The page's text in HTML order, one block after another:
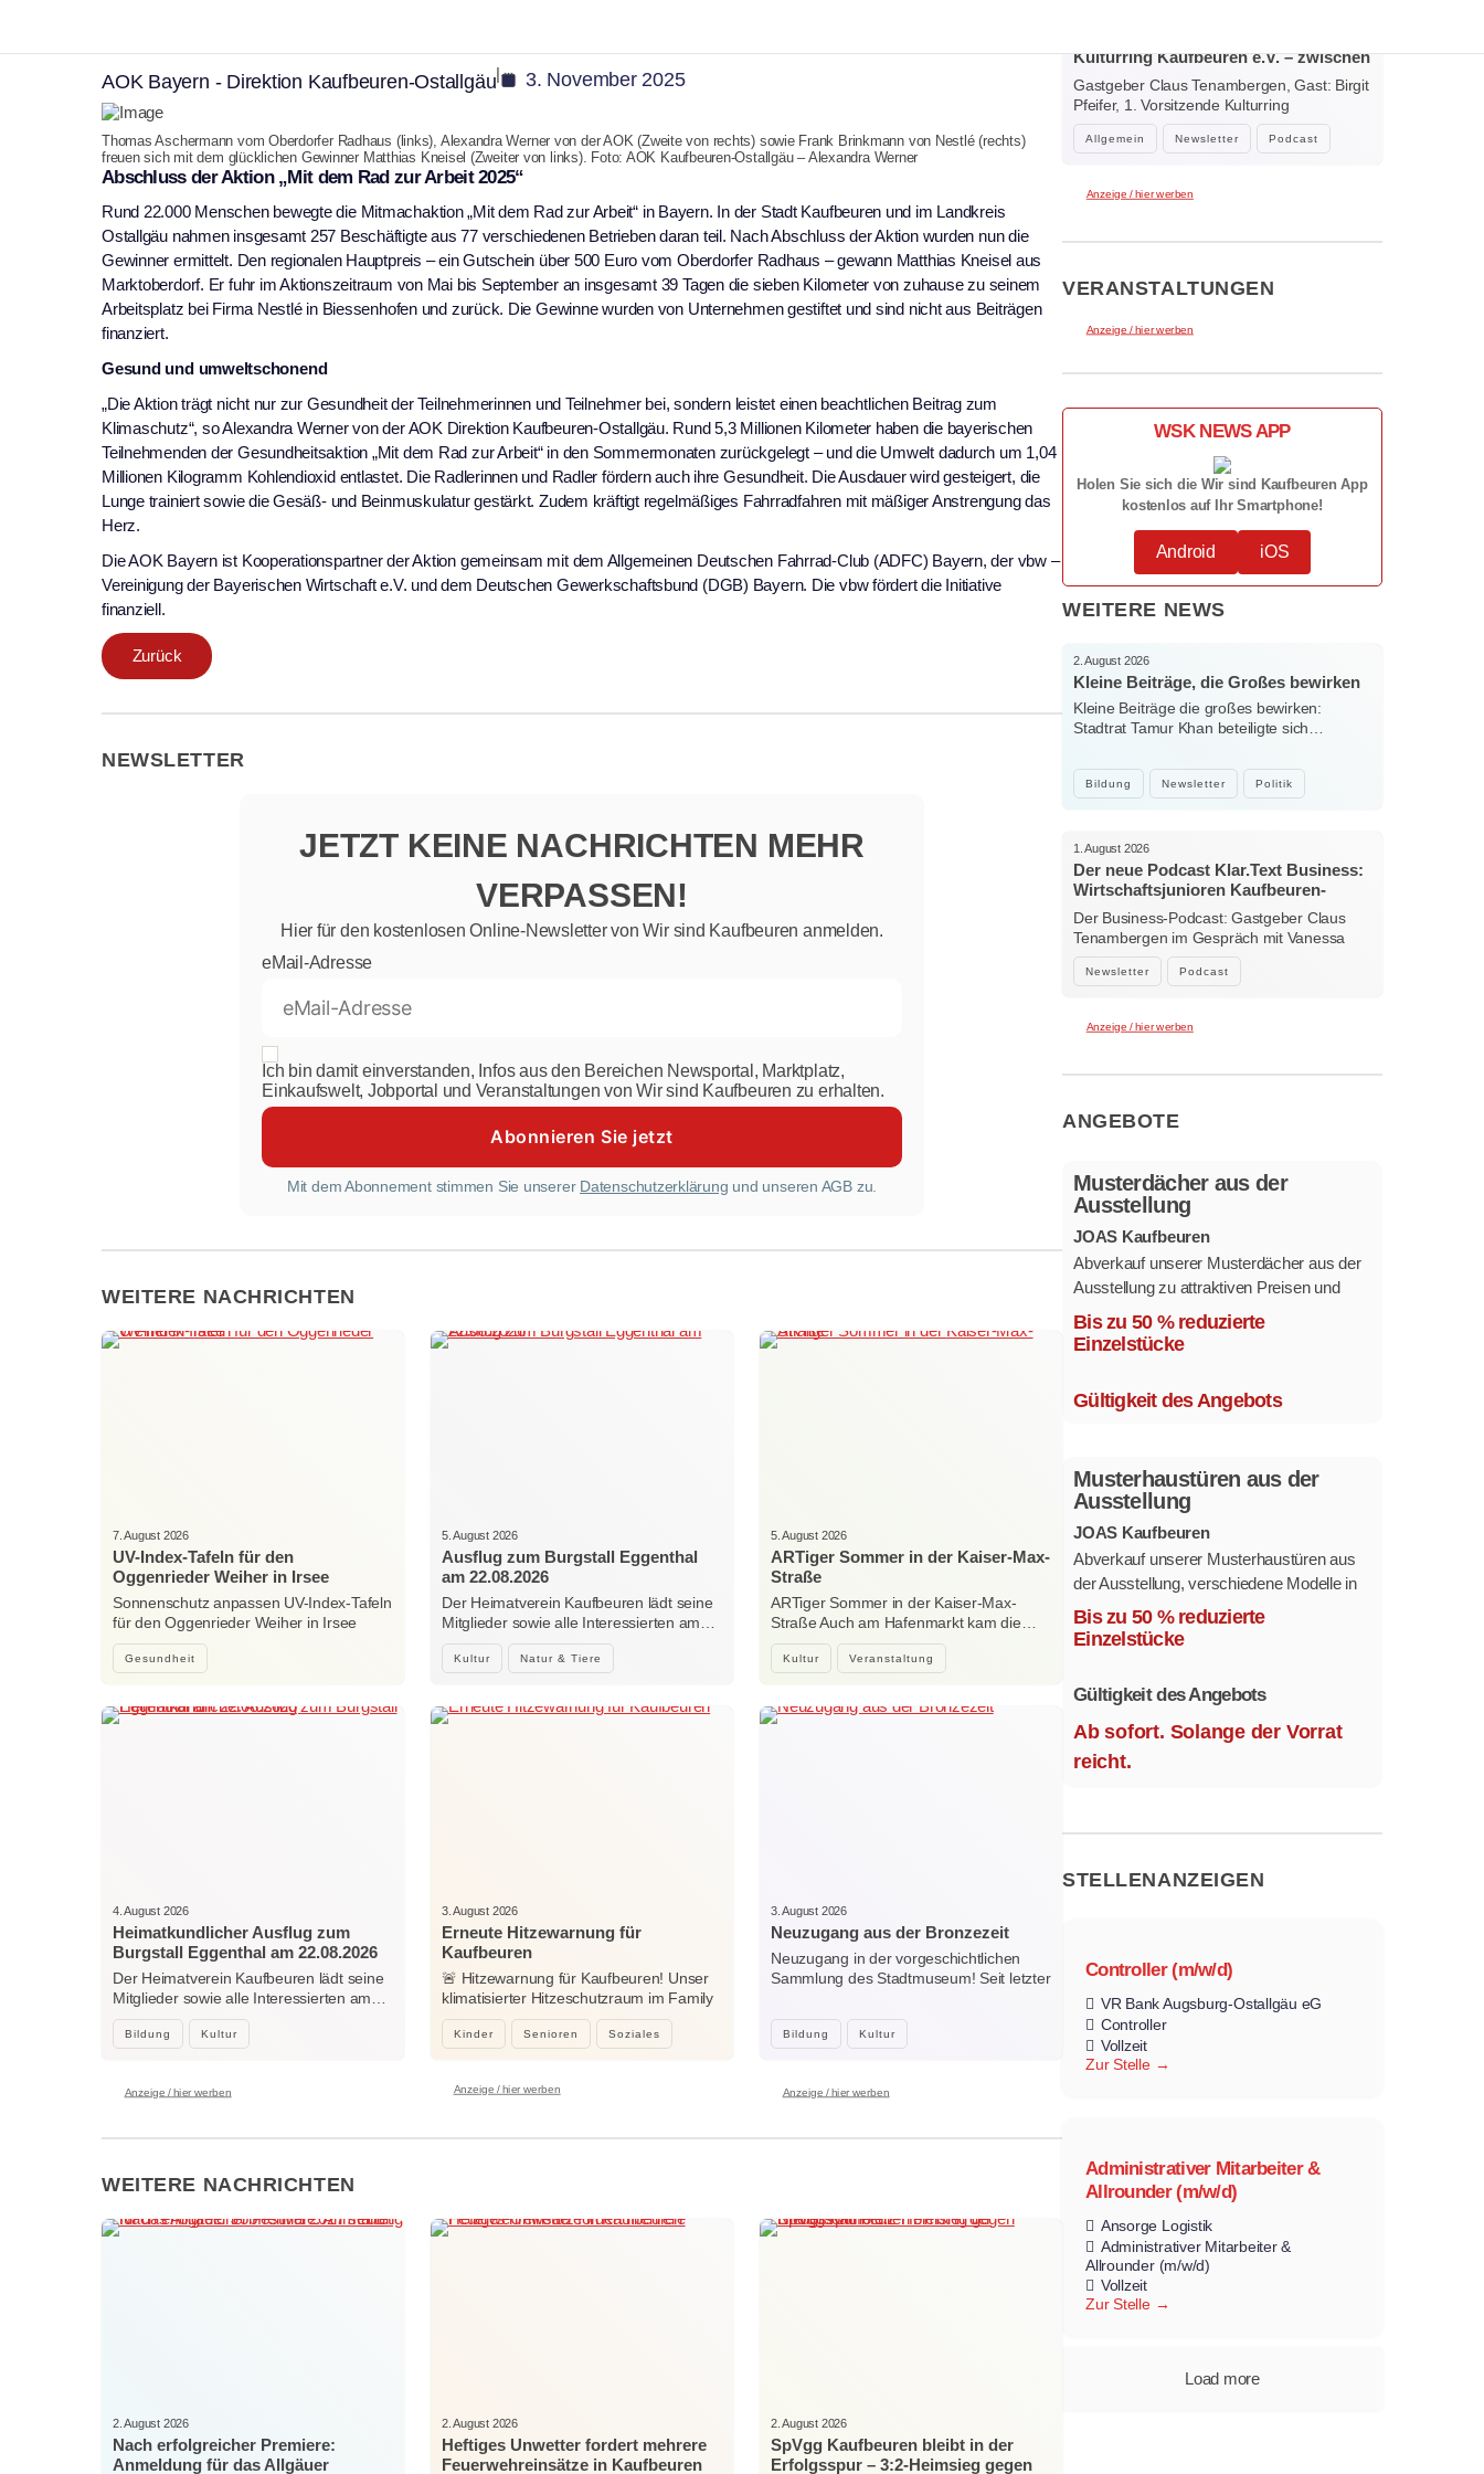
AOK Bayern - Direktion Kaufbeuren-Ostallgäu| 3. November 2025
Thomas Aschermann vom Oberdorfer Radhaus (links), Alexandra Werner von der AOK (Zweite von rechts) sowie Frank Brinkmann von Nestlé (rechts)
freuen sich mit dem glücklichen Gewinner Matthias Kneisel (Zweiter von links). Foto: AOK Kaufbeuren-Ostallgäu – Alexandra Werner
Abschluss der Aktion „Mit dem Rad zur Arbeit 2025“
Rund 22.000 Menschen bewegte die Mitmachaktion „Mit dem Rad zur Arbeit“ in Bayern. In der Stadt Kaufbeuren und im Landkreis
Ostallgäu nahmen insgesamt 257 Beschäftigte aus 77 verschiedenen Betrieben daran teil. Nach Abschluss der Aktion wurden nun die
Gewinner ermittelt. Den regionalen Hauptpreis – ein Gutschein über 500 Euro vom Oberdorfer Radhaus – gewann Matthias Kneisel aus
Marktoberdorf. Er fuhr im Aktionszeitraum von Mai bis September an insgesamt 39 Tagen die sieben Kilometer von zuhause zu seinem
Arbeitsplatz bei Firma Nestlé in Biessenhofen und zurück. Die Gewinne wurden von Unternehmen gestiftet und sind nicht aus Beiträgen
finanziert.
Gesund und umweltschonend
„Die Aktion trägt nicht nur zur Gesundheit der Teilnehmerinnen und Teilnehmer bei, sondern leistet einen beachtlichen Beitrag zum
Klimaschutz“, so Alexandra Werner von der AOK Direktion Kaufbeuren-Ostallgäu. Rund 5,3 Millionen Kilometer haben die bayerischen
Teilnehmenden der Gesundheitsaktion „Mit dem Rad zur Arbeit“ in den Sommermonaten zurückgelegt – und die Umwelt dadurch um 1,04
Millionen Kilogramm Kohlendioxid entlastet. Die Radlerinnen und Radler fördern auch ihre Gesundheit. Die Ausdauer wird gesteigert, die
Lunge trainiert sowie die Gesäß- und Beinmuskulatur gestärkt. Zudem kräftigt regelmäßiges Fahrradfahren mit mäßiger Anstrengung das
Herz.
Die AOK Bayern ist Kooperationspartner der Aktion gemeinsam mit dem Allgemeinen Deutschen Fahrrad-Club (ADFC) Bayern, der vbw –
Vereinigung der Bayerischen Wirtschaft e.V. und dem Deutschen Gewerkschaftsbund (DGB) Bayern. Die vbw fördert die Initiative
finanziell.
Zurück
NEWSLETTER
JETZT KEINE NACHRICHTEN MEHR
VERPASSEN!
Hier für den kostenlosen Online-Newsletter von Wir sind Kaufbeuren anmelden.
eMail-Adresse
Ich bin damit einverstanden, Infos aus den Bereichen Newsportal, Marktplatz,
Einkaufswelt, Jobportal und Veranstaltungen von Wir sind Kaufbeuren zu erhalten.
Mit dem Abonnement stimmen Sie unserer Datenschutzerklärung und unseren AGB zu.
WEITERE NACHRICHTEN
Gesundheit
7. August 2026
UV-Index-Tafeln für den
Oggenrieder Weiher in Irsee
Sonnenschutz anpassen UV-Index-Tafeln
für den Oggenrieder Weiher in Irsee
Kultur Natur & Tiere
5. August 2026
Ausflug zum Burgstall Eggenthal
am 22.08.2026
Der Heimatverein Kaufbeuren lädt seine
Mitglieder sowie alle Interessierten am…
Kultur Veranstaltung
5. August 2026
ARTiger Sommer in der Kaiser-Max-
Straße
ARTiger Sommer in der Kaiser-Max-
Straße Auch am Hafenmarkt kam die…
Bildung Kultur
4. August 2026
Heimatkundlicher Ausflug zum
Burgstall Eggenthal am 22.08.2026
Der Heimatverein Kaufbeuren lädt seine
Mitglieder sowie alle Interessierten am…
Kinder Senioren Soziales
3. August 2026
Erneute Hitzewarnung für
Kaufbeuren
🚨 Hitzewarnung für Kaufbeuren! Unser
klimatisierter Hitzeschutzraum im Family
Center…
Bildung Kultur
3. August 2026
Neuzugang aus der Bronzezeit
Neuzugang in der vorgeschichtlichen
Sammlung des Stadtmuseum! Seit letzter
Anzeige / hier werben Anzeige / hier werben Anzeige / hier werben
WEITERE NACHRICHTEN
2. August 2026
Nach erfolgreicher Premiere:
Anmeldung für das Allgäuer
2. August 2026
Heftiges Unwetter fordert mehrere
Feuerwehreinsätze in Kaufbeuren
2. August 2026
SpVgg Kaufbeuren bleibt in der
Erfolgsspur – 3:2-Heimsieg gegen
Allgemein Newsletter Podcast
Kulturring Kaufbeuren e.V. – zwischen
Jubiläum, Ehrenamt und der Kraft der
Kultur
Gastgeber Claus Tenambergen, Gast: Birgit
Pfeifer, 1. Vorsitzende Kulturring
Kaufbeuren…
Anzeige / hier werben
VERANSTALTUNGEN
Anzeige / hier werben
WSK NEWS APP
Holen Sie sich die Wir sind Kaufbeuren App
kostenlos auf Ihr Smartphone!
Android iOS
WEITERE NEWS
Bildung Newsletter Politik
2. August 2026
Kleine Beiträge, die Großes bewirken
Kleine Beiträge die großes bewirken:
Stadtrat Tamur Khan beteiligte sich…
Newsletter Podcast
1. August 2026
Der neue Podcast Klar.Text Business:
Wirtschaftsjunioren Kaufbeuren-
Ostallgäu – Menschen, Ideen und
starke Verbindungen
Der Business-Podcast: Gastgeber Claus
Tenambergen im Gespräch mit Vanessa
Bockhorni…
Anzeige / hier werben
ANGEBOTE
Musterdächer aus der
Ausstellung
JOAS Kaufbeuren
Abverkauf unserer Musterdächer aus der
Ausstellung zu attraktiven Preisen und
sofort verfügbar.
Mehrere Modelle in verschiedenen
Bis zu 50 % reduzierte
Einzelstücke
Gültigkeit des Angebots
Musterhaustüren aus der
Ausstellung
JOAS Kaufbeuren
Abverkauf unserer Musterhaustüren aus
der Ausstellung, verschiedene Modelle in
mehreren Farben und
Ausstattungsvarianten.
Bis zu 50 % reduzierte
Einzelstücke
Gültigkeit des Angebots
Ab sofort. Solange der Vorrat
reicht.
STELLENANZEIGEN
Controller (m/w/d)
VR Bank Augsburg-Ostallgäu eG
Controller
Vollzeit
Zur Stelle
Administrativer Mitarbeiter &
Allrounder (m/w/d)
Ansorge Logistik
Administrativer Mitarbeiter &
Allrounder (m/w/d)
Vollzeit
Zur Stelle
Load more